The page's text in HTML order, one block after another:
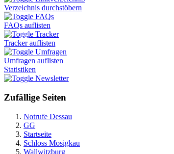
Verzeichnis durchstöbern
FAQs
FAQs auflisten
Tracker
Tracker auflisten
Umfragen
Umfragen auflisten
Statistiken
Newsletter
Zufällige Seiten
Notrufe Dessau
GG
Startseite
Schloss Mosigkau
Wallwitzburg